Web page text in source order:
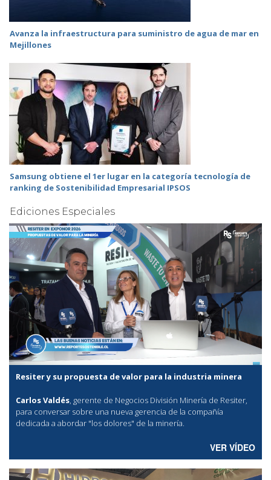
Avanza la infraestructura para suministro de agua de mar en
Mejillones
Samsung obtiene el 1er lugar en la categoría tecnología de
ranking de Sostenibilidad Empresarial IPSOS
Ediciones Especiales
Resiter y su propuesta de valor para la industria minera
Carlos Valdés, gerente de Negocios División Minería de Resiter,
para conversar sobre una nueva gerencia de la compañía
dedicada a abordar "los dolores" de la minería.
VER VÍDEO